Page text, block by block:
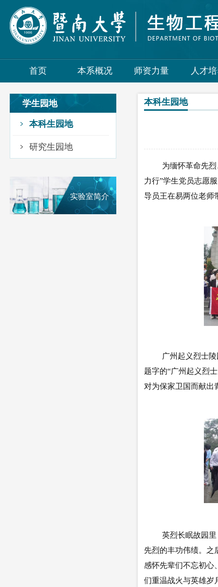
首页 本系概况 师资力量 人才
学生园地
本科生园地
研究生园地
实验室简介
本科生园地
为缅怀革命先
力行”学生党员志愿
导员王在易两位老师
广州起义烈士
题字的“广州起义烈
对为保家卫国而献出
英烈长眠故园
先烈的丰功伟绩。之
感怀先辈们不忘初心
们重温战火与英雄岁